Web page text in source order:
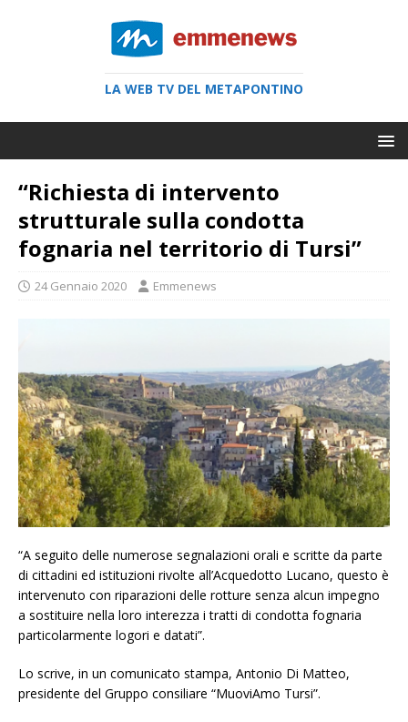
LA WEB TV DEL METAPONTINO
“Richiesta di intervento
strutturale sulla condotta
fognaria nel territorio di Tursi”
24 Gennaio 2020 Emmenews
“A seguito delle numerose segnalazioni orali e scritte da parte
di cittadini ed istituzioni rivolte all’Acquedotto Lucano, questo è
intervenuto con riparazioni delle rotture senza alcun impegno
a sostituire nella loro interezza i tratti di condotta fognaria
particolarmente logori e datati”.
Lo scrive, in un comunicato stampa, Antonio Di Matteo,
presidente del Gruppo consiliare “MuoviAmo Tursi”.